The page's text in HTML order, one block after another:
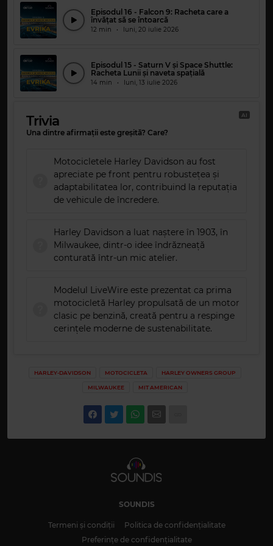
Episodul 16 - Falcon 9: Racheta care a
învățat să se întoarcă
12 min • luni, 20 iulie 2026
Episodul 15 - Saturn V și Space Shuttle:
Racheta Lunii și naveta spațială
14 min • luni, 13 iulie 2026
AI
Trivia
Una dintre afirmații este greșită? Care?
Motocicletele Harley Davidson au fost
apreciate pe front pentru robustețea și
adaptabilitatea lor, contribuind la reputația
de vehicule de încredere.
Harley Davidson a luat naștere în 1903, în
Milwaukee, dintr-o idee îndrăzneață
conturată într-un mic atelier.
Modelul LiveWire este prezentat ca prima
motocicletă Harley propulsată de un motor
clasic pe benzină, creată pentru a respinge
cerințele moderne de sustenabilitate.
HARLEY-DAVIDSON MOTOCICLETA HARLEY OWNERS GROUP
MILWAUKEE MIT AMERICAN
SOUNDIS
Termeni și condiții
Politica de confidențialitate
Preferințe de confidențialitate